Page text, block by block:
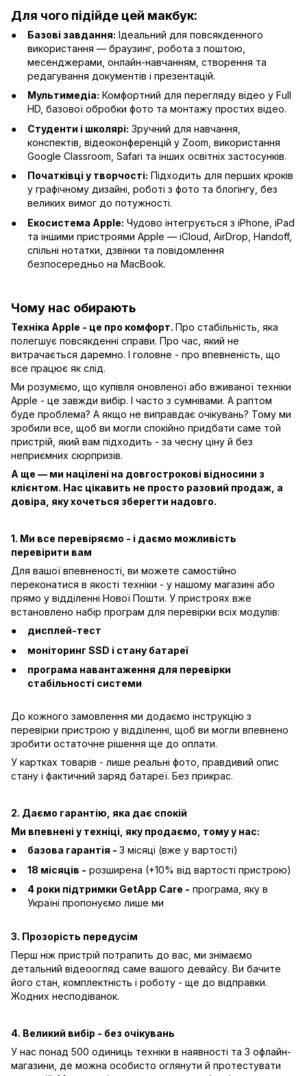
Для чого підійде цей макбук:
Базові завдання: Ідеальний для повсякденного
використання — браузинг, робота з поштою,
месенджерами, онлайн-навчанням, створення та
редагування документів і презентацій.
Мультимедіа: Комфортний для перегляду відео у Full
HD, базової обробки фото та монтажу простих відео.
Студенти і школярі: Зручний для навчання,
конспектів, відеоконференцій у Zoom, використання
Google Classroom, Safari та інших освітніх застосунків.
Початківці у творчості: Підходить для перших кроків
у графічному дизайні, роботі з фото та блогінгу, без
великих вимог до потужності.
Екосистема Apple: Чудово інтегрується з iPhone, iPad
та іншими пристроями Apple — iCloud, AirDrop, Handoff,
спільні нотатки, дзвінки та повідомлення
безпосередньо на MacBook.
Чому нас обирають
Техніка Apple - це про комфорт. Про стабільність, яка
полегшує повсякденні справи. Про час, який не
витрачається даремно. І головне - про впевненість, що
все працює як слід.
Ми розуміємо, що купівля оновленої або вживаної техніки
Apple - це завжди вибір. І часто з сумнівами. А раптом
буде проблема? А якщо не виправдає очікувань? Тому ми
зробили все, щоб ви могли спокійно придбати саме той
пристрій, який вам підходить - за чесну ціну й без
неприємних сюрпризів.
А ще — ми націлені на довгострокові відносини з
клієнтом. Нас цікавить не просто разовий продаж, а
довіра, яку хочеться зберегти надовго.
1. Ми все перевіряємо - і даємо можливість
перевірити вам
Для вашої впевненості, ви можете самостійно
переконатися в якості техніки - у нашому магазині або
прямо у відділенні Нової Пошти. У пристроях вже
встановлено набір програм для перевірки всіх модулів:
дисплей-тест
моніторинг SSD і стану батареї
програма навантаження для перевірки
стабільності системи
До кожного замовлення ми додаємо інструкцію з
перевірки пристрою у відділенні, щоб ви могли впевнено
зробити остаточне рішення ще до оплати.
У картках товарів - лише реальні фото, правдивий опис
стану і фактичний заряд батареї. Без прикрас.
2. Даємо гарантію, яка дає спокій
Ми впевнені у техніці, яку продаємо, тому у нас:
базова гарантія - 3 місяці (вже у вартості)
18 місяців - розширена (+10% від вартості пристрою)
4 роки підтримки GetApp Care - програма, яку в
Україні пропонуємо лише ми
3. Прозорість передусім
Перш ніж пристрій потрапить до вас, ми знімаємо
детальний відеоогляд саме вашого девайсу. Ви бачите
його стан, комплектність і роботу - ще до відправки.
Жодних несподіванок.
4. Великий вибір - без очікувань
У нас понад 500 одиниць техніки в наявності та 3 офлайн-
магазини, де можна особисто оглянути й протестувати